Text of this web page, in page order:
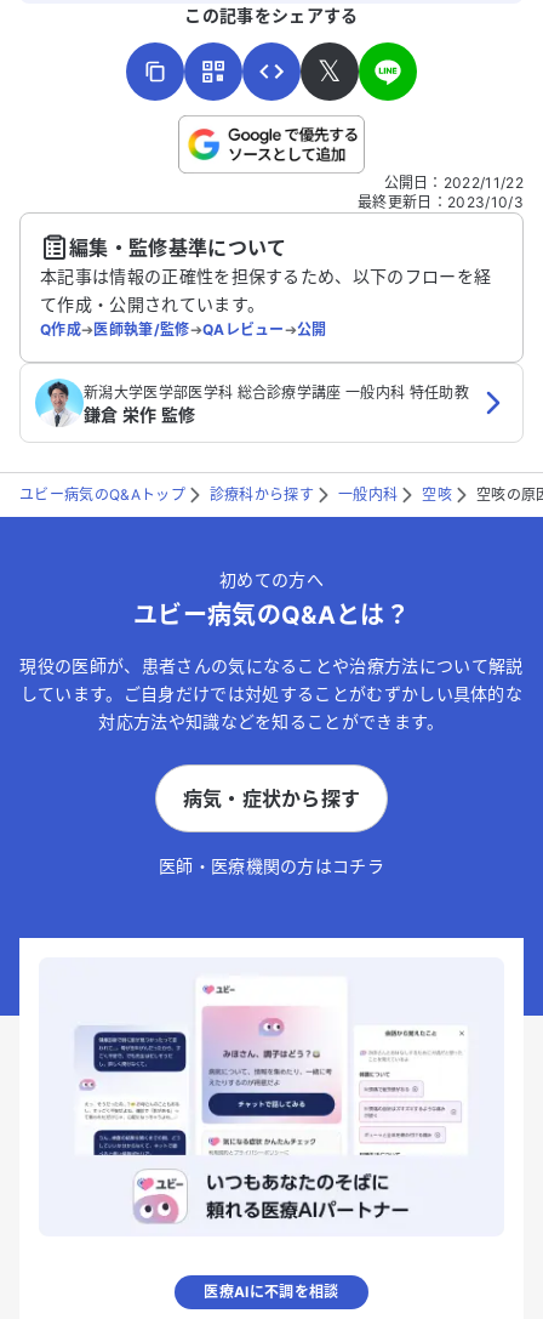
こちらは送信専用のフォームです。氏名やご自身の病気の詳細な
送信する
この記事をシェアする
𝕏
公開日 ： 2022/11/22
最終更新日 ： 2023/10/3
編集・監修基準について
本記事は情報の正確性を担保するため、以下のフローを経
て作成・公開されています。
Q作成➔医師執筆/監修➔QAレビュー➔公開
新潟大学医学部医学科 総合診療学講座 一般内科 特任助教
鎌倉 栄作 監修
ユビー病気のQ&Aトップ 診療科から探す 一般内科 空咳 空咳の原
初めての方へ
ユビー病気のQ&Aとは？
現役の医師が、患者さんの気になることや治療方法について解説
しています。ご自身だけでは対処することがむずかしい具体的な
対応方法や知識などを知ることができます。
病気・症状から探す
医師・医療機関の方はコチラ
医療AIに不調を相談